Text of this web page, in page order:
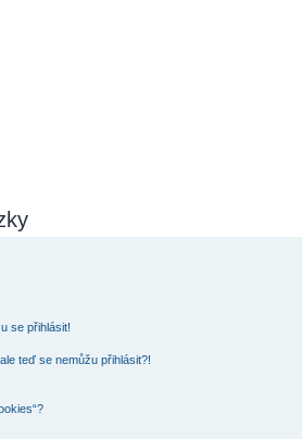
se přihlásit!
teď se nemůžu přihlásit?!